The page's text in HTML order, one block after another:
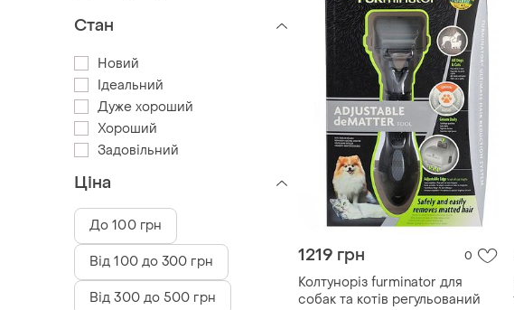
1219 грн 0
Колтуноріз furminator для
собак та котів регульований
Стан
Новий
Ідеальний
Дуже хороший
Хороший
Задовільний
Ціна
До 100 грн
Від 100 до 300 грн
Від 300 до 500 грн